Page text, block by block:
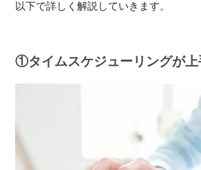
以下で詳しく解説していきます。
①タイムスケジューリングが上